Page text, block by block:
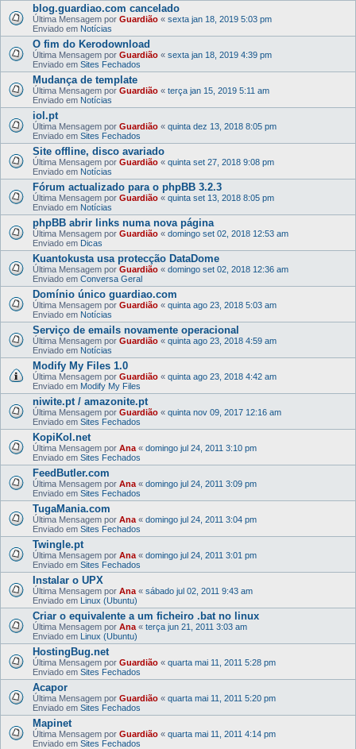
blog.guardiao.com cancelado
Última Mensagem por Guardião « sexta jan 18, 2019 5:03 pm
Enviado em Notícias
O fim do Kerodownload
Última Mensagem por Guardião « sexta jan 18, 2019 4:39 pm
Enviado em Sites Fechados
Mudança de template
Última Mensagem por Guardião « terça jan 15, 2019 5:11 am
Enviado em Notícias
iol.pt
Última Mensagem por Guardião « quinta dez 13, 2018 8:05 pm
Enviado em Sites Fechados
Site offline, disco avariado
Última Mensagem por Guardião « quinta set 27, 2018 9:08 pm
Enviado em Notícias
Fórum actualizado para o phpBB 3.2.3
Última Mensagem por Guardião « quinta set 13, 2018 8:05 pm
Enviado em Notícias
phpBB abrir links numa nova página
Última Mensagem por Guardião « domingo set 02, 2018 12:53 am
Enviado em Dicas
Kuantokusta usa protecção DataDome
Última Mensagem por Guardião « domingo set 02, 2018 12:36 am
Enviado em Conversa Geral
Domínio único guardiao.com
Última Mensagem por Guardião « quinta ago 23, 2018 5:03 am
Enviado em Notícias
Serviço de emails novamente operacional
Última Mensagem por Guardião « quinta ago 23, 2018 4:59 am
Enviado em Notícias
Modify My Files 1.0
Última Mensagem por Guardião « quinta ago 23, 2018 4:42 am
Enviado em Modify My Files
niwite.pt / amazonite.pt
Última Mensagem por Guardião « quinta nov 09, 2017 12:16 am
Enviado em Sites Fechados
KopiKol.net
Última Mensagem por Ana « domingo jul 24, 2011 3:10 pm
Enviado em Sites Fechados
FeedButler.com
Última Mensagem por Ana « domingo jul 24, 2011 3:09 pm
Enviado em Sites Fechados
TugaMania.com
Última Mensagem por Ana « domingo jul 24, 2011 3:04 pm
Enviado em Sites Fechados
Twingle.pt
Última Mensagem por Ana « domingo jul 24, 2011 3:01 pm
Enviado em Sites Fechados
Instalar o UPX
Última Mensagem por Ana « sábado jul 02, 2011 9:43 am
Enviado em Linux (Ubuntu)
Criar o equivalente a um ficheiro .bat no linux
Última Mensagem por Ana « terça jun 21, 2011 3:03 am
Enviado em Linux (Ubuntu)
HostingBug.net
Última Mensagem por Guardião « quarta mai 11, 2011 5:28 pm
Enviado em Sites Fechados
Acapor
Última Mensagem por Guardião « quarta mai 11, 2011 5:20 pm
Enviado em Sites Fechados
Mapinet
Última Mensagem por Guardião « quarta mai 11, 2011 4:14 pm
Enviado em Sites Fechados